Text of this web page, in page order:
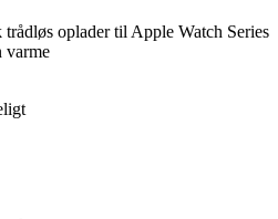
trådløs oplader til Apple Watch Series
varme